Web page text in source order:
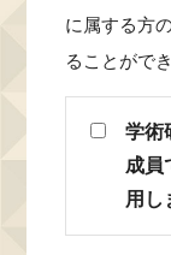
に属する方
ることがで
学術
成員
用し